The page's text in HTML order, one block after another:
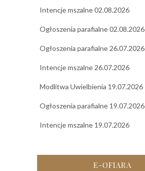
Intencje mszalne 02.08.2026
Ogłoszenia parafialne 02.08.2026
Ogłoszenia parafialne 26.07.2026
Intencje mszalne 26.07.2026
Modlitwa Uwielbienia 19.07.2026
Ogłoszenia parafialne 19.07.2026
Intencje mszalne 19.07.2026
E-OFIARA